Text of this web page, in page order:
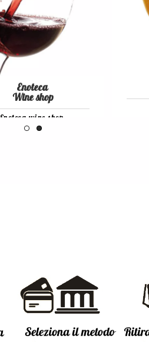
Enoteca
Wine shop
Enoteca wine shop